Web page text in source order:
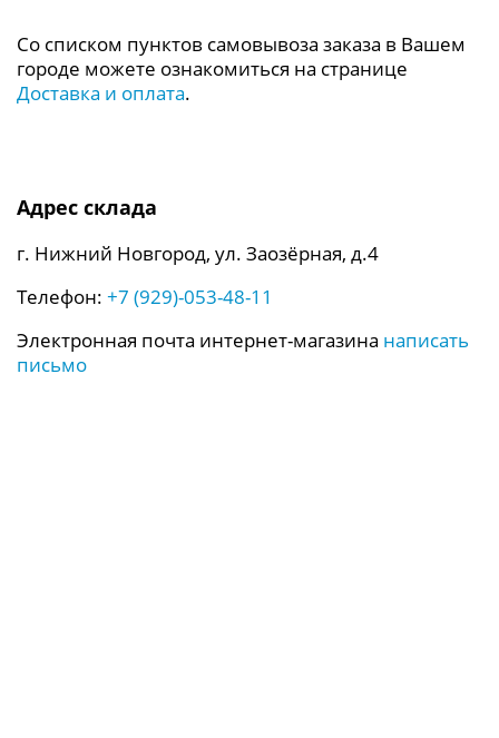
Со списком пунктов самовывоза заказа в Вашем
городе можете ознакомиться на странице
Доставка и оплата.
Адрес склада
г. Нижний Новгород, ул. Заозёрная, д.4
Телефон: +7 (929)-053-48-11
Электронная почта интернет-магазина написать
письмо